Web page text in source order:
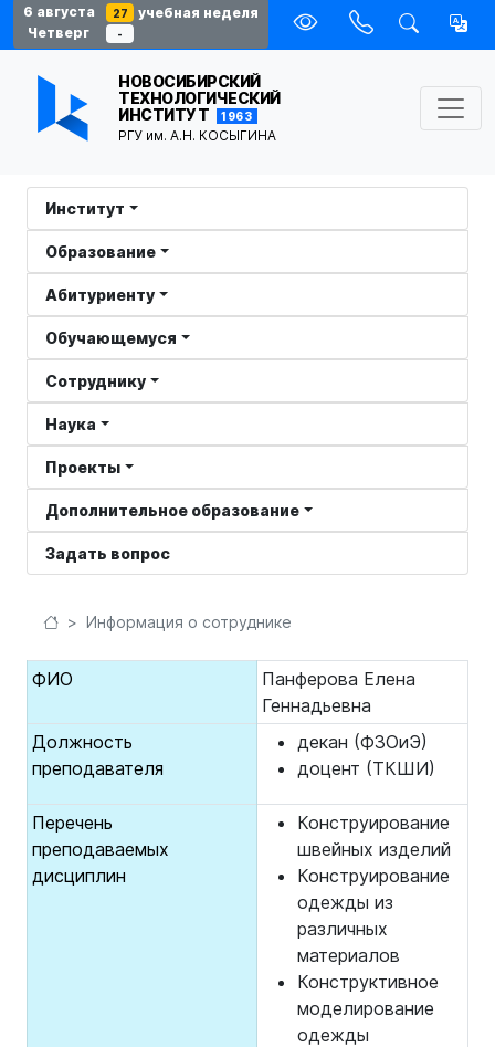
6 августа 27
учебная неделя
Четверг
-
НОВОСИБИРСКИЙ
ТЕХНОЛОГИЧЕСКИЙ
ИНСТИТУТ
1963
РГУ им. А.Н. КОСЫГИНА
Институт
Образование
Абитуриенту
Обучающемуся
Сотруднику
Наука
Проекты
Дополнительное образование
Задать вопрос
Информация о сотруднике
ФИО
Панферова Елена
Геннадьевна
Должность
преподавателя
декан (ФЗОиЭ)
доцент (ТКШИ)
Перечень
преподаваемых
дисциплин
Конструирование
швейных изделий
Конструирование
одежды из
различных
материалов
Конструктивное
моделирование
одежды